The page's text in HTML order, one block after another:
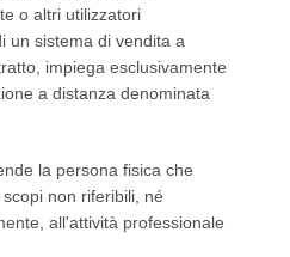
o altri utilizzatori
un sistema di vendita a
impiega esclusivamente
a distanza denominata
la persona fisica che
non riferibili, né
all'attività professionale